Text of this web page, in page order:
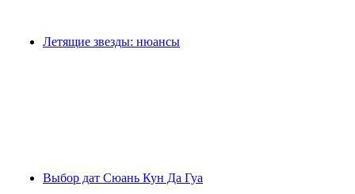
Летящие звезды: нюансы
Выбор дат Сюань Кун Да Гуа